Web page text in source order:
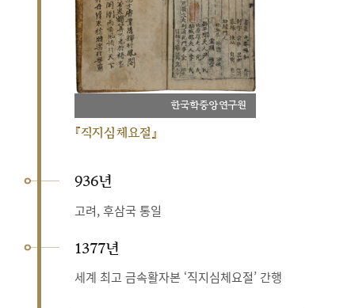
한국학중앙연구원
『직지심체요절』
936년
고려, 후삼국 통일
1377년
세계 최고 금속활자본 ‘직지심체요절’ 간행